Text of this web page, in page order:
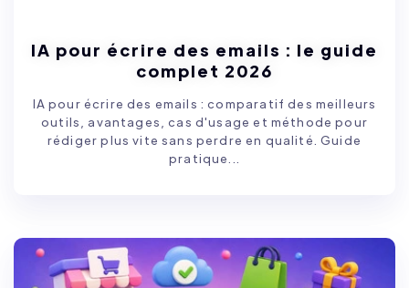
IA pour écrire des emails : le guide
complet 2026
IA pour écrire des emails : comparatif des meilleurs
outils, avantages, cas d'usage et méthode pour
rédiger plus vite sans perdre en qualité. Guide
pratique...